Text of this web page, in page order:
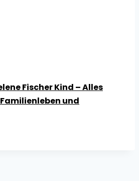
Fischer Kind – Alles
und